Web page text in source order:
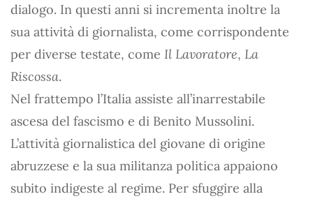
dialogo. In questi anni si incrementa inoltre la
sua attività di giornalista, come corrispondente
per diverse testate, come Il Lavoratore, La
Riscossa.
Nel frattempo l’Italia assiste all’inarrestabile
ascesa del fascismo e di Benito Mussolini.
L’attività giornalistica del giovane di origine
abruzzese e la sua militanza politica appaiono
subito indigeste al regime. Per sfuggire alla